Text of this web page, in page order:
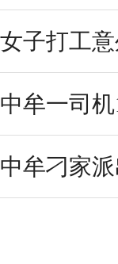
女子打工
中牟一司
中牟刁家